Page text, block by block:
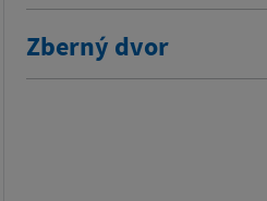
Zberný dvor